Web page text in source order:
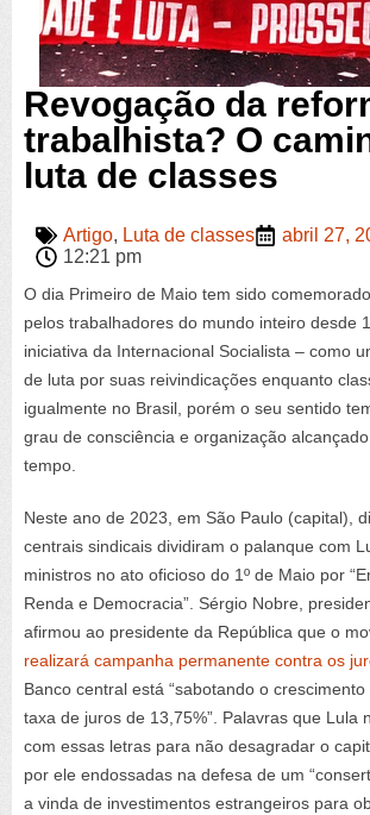
Revogação da
trabalhista? O
luta de classes
Artigo, Luta de classes
abril 27,
12:21 pm
O dia Primeiro de Maio tem sido
pelos trabalhadores do mundo inteiro desde
iniciativa da Internacional Socialista – como
de luta por suas reivindicações enquanto
igualmente no Brasil, porém o seu sentido
grau de consciência e organização
tempo.
Neste ano de 2023, em São Paulo (capital),
centrais sindicais dividiram o palanque com
ministros no ato oficioso do 1º de Maio por
Renda e Democracia”. Sérgio Nobre,
afirmou ao presidente da República que o
realizará campanha permanente contra os
Banco central está “sabotando o
taxa de juros de 13,75%”. Palavras que Lula
com essas letras para não desagradar o
por ele endossadas na defesa de um
a vinda de investimentos estrangeiros para